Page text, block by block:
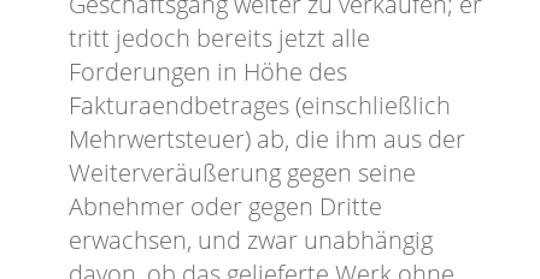
tritt jedoch bereits jetzt alle
Forderungen in Höhe des
Fakturaendbetrages (einschließlich
Mehrwertsteuer) ab, die ihm aus der
Weiterveräußerung gegen seine
Abnehmer oder gegen Dritte
erwachsen, und zwar unabhängig